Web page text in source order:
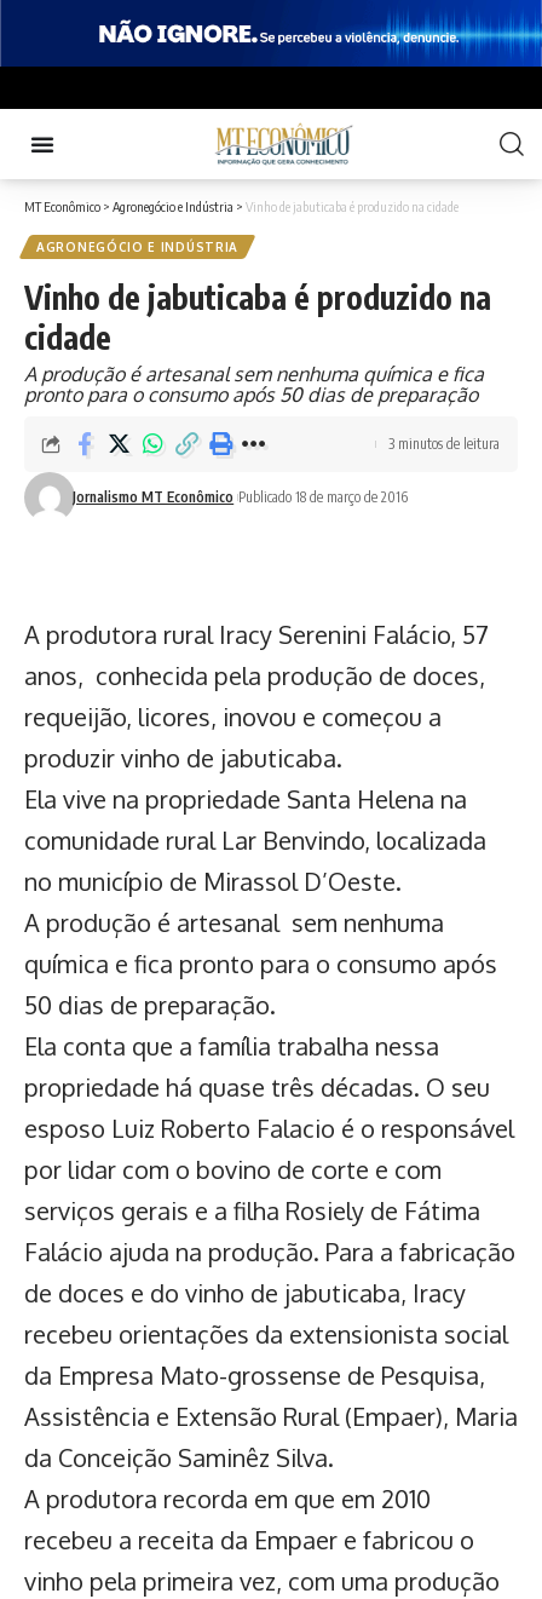
MT Econômico > Agronegócio e Indústria > Vinho de jabuticaba é produzido na cidade
AGRONEGÓCIO E INDÚSTRIA
Vinho de jabuticaba é produzido na
cidade
A produção é artesanal sem nenhuma química e fica
pronto para o consumo após 50 dias de preparação
Jornalismo MT Econômico Publicado 18 de março de 2016
3 minutos de leitura
A produtora rural Iracy Serenini Falácio, 57
anos, conhecida pela produção de doces,
requeijão, licores, inovou e começou a
produzir vinho de jabuticaba.
Ela vive na propriedade Santa Helena na
comunidade rural Lar Benvindo, localizada
no município de Mirassol D’Oeste.
A produção é artesanal sem nenhuma
química e fica pronto para o consumo após
50 dias de preparação.
Ela conta que a família trabalha nessa
propriedade há quase três décadas. O seu
esposo Luiz Roberto Falacio é o responsável
por lidar com o bovino de corte e com
serviços gerais e a filha Rosiely de Fátima
Falácio ajuda na produção. Para a fabricação
de doces e do vinho de jabuticaba, Iracy
recebeu orientações da extensionista social
da Empresa Mato-grossense de Pesquisa,
Assistência e Extensão Rural (Empaer), Maria
da Conceição Saminêz Silva.
A produtora recorda em que em 2010
recebeu a receita da Empaer e fabricou o
vinho pela primeira vez, com uma produção